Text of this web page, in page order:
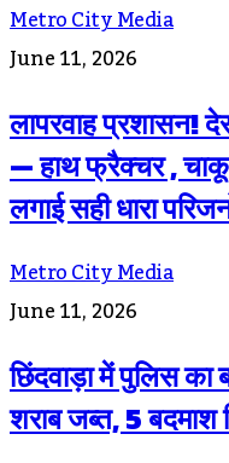
Metro City Media
June 11, 2026
लापरवाह प्रशासन!
— हाथ फ्रैक्चर , चाकू
लगाई सही धारा
Metro City Media
June 11, 2026
छिंदवाड़ा में पुलिस
शराब जब्त, 5 बदमाश